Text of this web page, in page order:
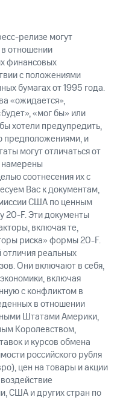
релизе могут
отношении
финансовых
с положениями
бумагах от 1995 года.
«ожидается»,
«мог бы» или
хотели предупредить,
предположениями, и
могут отличаться от
намерены
соотнесения их с
Вас к документам,
США по ценным
20-F. Эти документы
включая те,
риска» формы 20-F.
реальных
Они включают в себя,
включая
с конфликтом в
в отношении
Штатами Америки,
Королевством,
и курсов обмена
российского рубля
цен на товары и акции
США и других стран по